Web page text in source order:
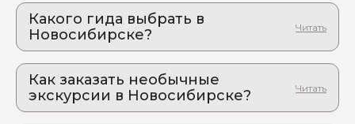
Новосибирск обогнал Нью-Йорк
Архитектурное сафари: влюбиться в город за 2
часа. Серьёзно. Надолго
2. Авторская экскурсия по Красному
проспекту Новосибирска
Путешествие по городу контрастов и парадоксов
3. Сузун - город больших монет
Какого гида выбрать в
Новосибирске?
2. Екатерина.Щ 411
3. Светлана.И 375
Как заказать необычные
экскурсии в Новосибирске?